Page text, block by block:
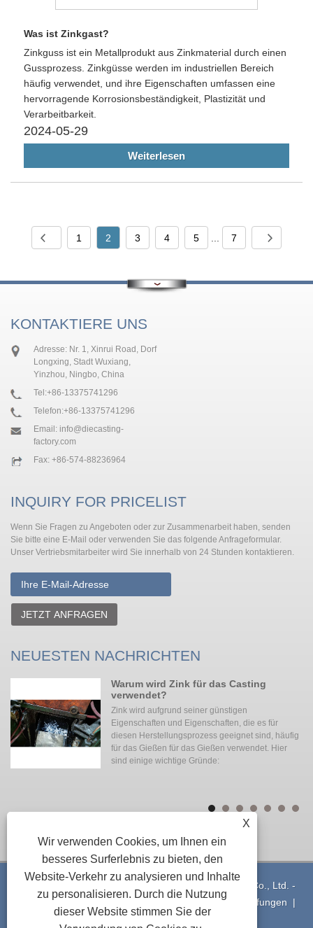
Was ist Zinkgast?
Zinkguss ist ein Metallprodukt aus Zinkmaterial durch einen
Gussprozess. Zinkgüsse werden im industriellen Bereich
häufig verwendet, und ihre Eigenschaften umfassen eine
hervorragende Korrosionsbeständigkeit, Plastizität und
Verarbeitbarkeit.
2024-05-29
Weiterlesen
1 2 3 4 5 7
KONTAKTIERE UNS
Adresse: Nr. 1, Xinrui Road, Dorf
Longxing, Stadt Wuxiang,
Yinzhou, Ningbo, China
Tel:+86-13375741296
Telefon:+86-13375741296
Email: info@diecasting-
factory.com
Fax: +86-574-88236964
INQUIRY FOR PRICELIST
Wenn Sie Fragen zu Angeboten oder zur Zusammenarbeit haben, senden
Sie bitte eine E-Mail oder verwenden Sie das folgende Anfrageformular.
Unser Vertriebsmitarbeiter wird Sie innerhalb von 24 Stunden kontaktieren.
JETZT ANFRAGEN
NEUESTEN NACHRICHTEN
Warum wird Zink für das Casting
verwendet?
Zink wird aufgrund seiner günstigen
Eigenschaften und Eigenschaften, die es für
diesen Herstellungsprozess geeignet sind, häufig
für das Gießen für das Gießen verwendet. Hier
sind einige wichtige Gründe:
Copyright © 2021 Ningbo Yinzhou Xuxing Machinery Co., Ltd. -
Aluminiumdruckguss - Alle Rechte vorbehalten
Verknüpfungen |
Sitemap|RSS|XML |Privacy Policy
X
Wir verwenden Cookies, um Ihnen ein
besseres Surferlebnis zu bieten, den
Website-Verkehr zu analysieren und Inhalte
zu personalisieren. Durch die Nutzung
dieser Website stimmen Sie der